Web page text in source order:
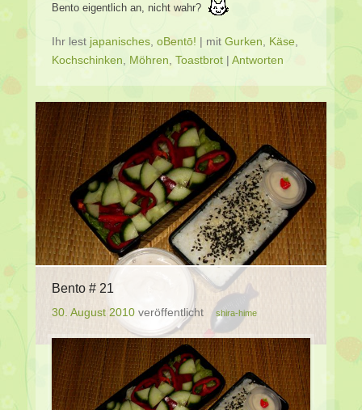
Bento eigentlich an, nicht wahr?
Ihr lest japanisches oBentō! | mit Gurken Käse
Kochschinken
Möhren Toastbrot | Antworten
Bento # 21
30. August 2010 veröffentlicht shira-hime